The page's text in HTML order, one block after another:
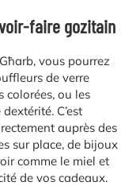
faire gozitain
vous pourrez
de verre
ou les
C’est
auprès des
sur place, de bijoux
comme le miel et
de vos cadeaux.